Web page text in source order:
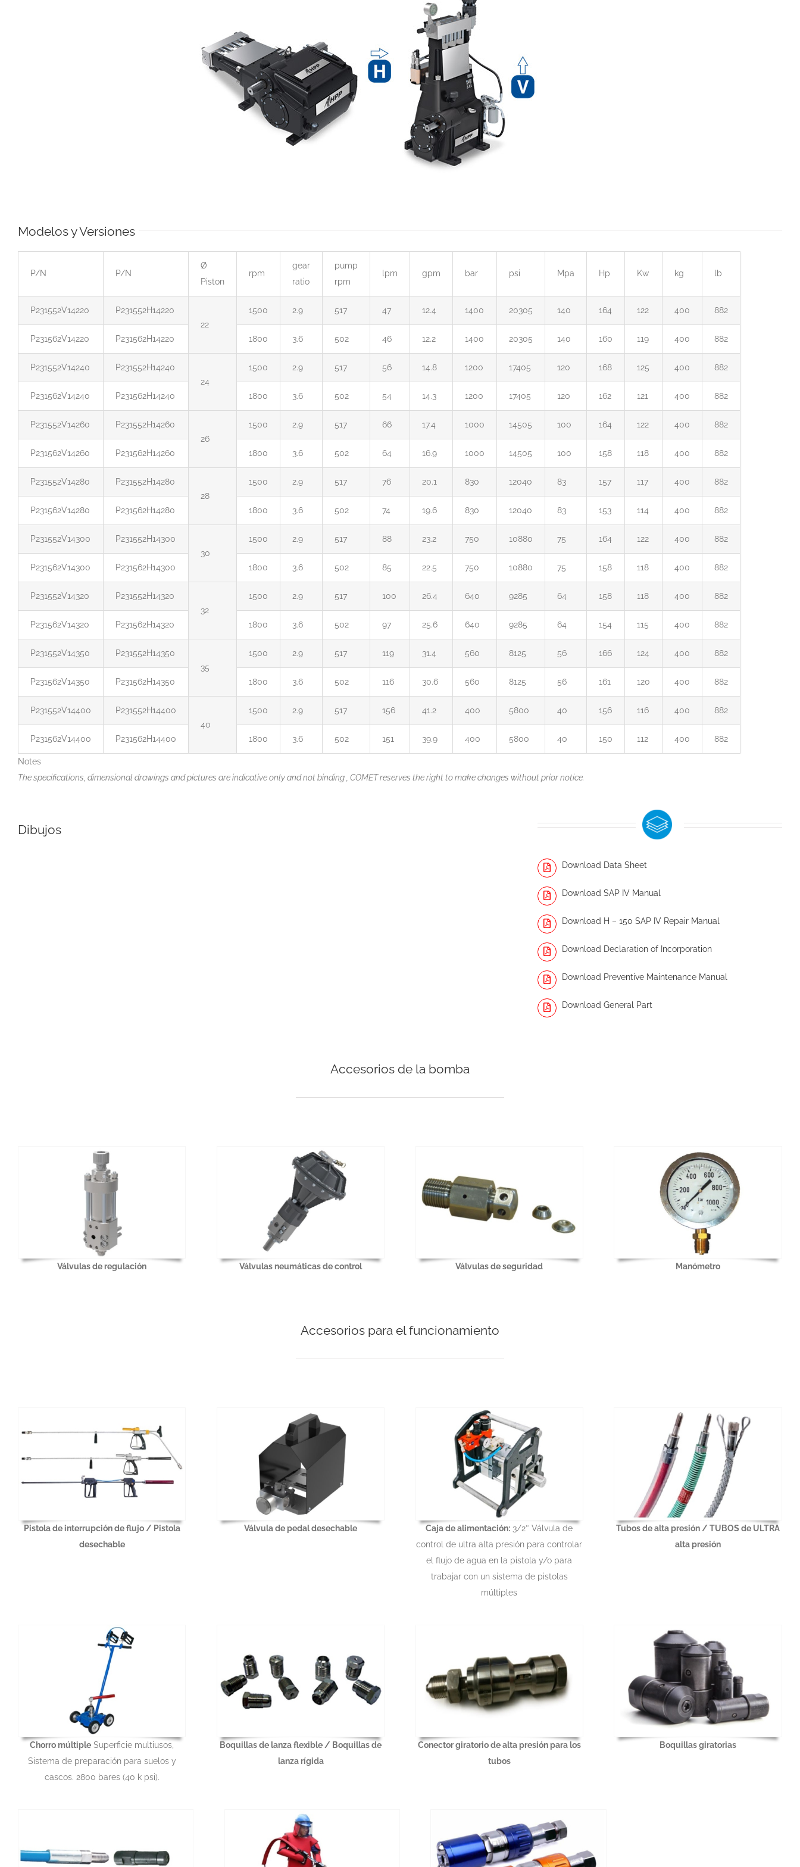
Modelos y Versiones
P/N P/N
Ø
Piston
rpm
gear
ratio
pump
rpm
lpm gpm bar psi Mpa Hp Kw kg lb
P231552V14220
P231552H14220
22
1500 2.9 517 47 12.4 1400 20305 140 164 122 400 882
P231562V14220 P231562H14220 1800 3.6 502 46 12.2 1400 20305 140 160 119 400 882
P231552V14240
P231552H14240
24
1500 2.9 517 56 14.8 1200 17405 120 168 125 400 882
P231562V14240 P231562H14240 1800 3.6 502 54 14.3 1200 17405 120 162 121 400 882
P231552V14260
P231552H14260
26
1500 2.9 517 66 17.4 1000 14505 100 164 122 400 882
P231562V14260 P231562H14260 1800 3.6 502 64 16.9 1000 14505 100 158 118 400 882
P231552V14280
P231552H14280
28
1500 2.9 517 76 20.1 830 12040 83 157 117 400 882
P231562V14280 P231562H14280 1800 3.6 502 74 19.6 830 12040 83 153 114 400 882
P231552V14300
P231552H14300
30
1500 2.9 517 88 23.2 750 10880 75 164 122 400 882
P231562V14300 P231562H14300 1800 3.6 502 85 22.5 750 10880 75 158 118 400 882
P231552V14320
P231552H14320
32
1500 2.9 517 100 26.4 640 9285 64 158 118 400 882
P231562V14320 P231562H14320 1800 3.6 502 97 25.6 640 9285 64 154 115 400 882
P231552V14350
P231552H14350
35
1500 2.9 517 119 31.4 560 8125 56 166 124 400 882
P231562V14350 P231562H14350 1800 3.6 502 116 30.6 560 8125 56 161 120 400 882
P231552V14400
P231552H14400
40
1500 2.9 517 156 41.2 400 5800 40 156 116 400 882
P231562V14400 P231562H14400 1800 3.6 502 151 39.9 400 5800 40 150 112 400 882
Notes
The specifications, dimensional drawings and pictures are indicative only and not binding , COMET reserves the right to make changes without prior notice.
Dibujos
Download Data Sheet
Download SAP IV Manual
Download H – 150 SAP IV Repair Manual
Download Declaration of Incorporation
Download Preventive Maintenance Manual
Download General Part
Accesorios de la bomba
Válvulas de regulación Válvulas neumáticas de control Válvulas de seguridad Manómetro
Accesorios para el funcionamiento
Pistola de interrupción de flujo / Pistola
desechable
Válvula de pedal desechable Caja de alimentación: 3/2″ Válvula de
control de ultra alta presión para controlar
el flujo de agua en la pistola y/o para
trabajar con un sistema de pistolas
múltiples
Tubos de alta presión / TUBOS de ULTRA
alta presión
Chorro múltiple Superficie multiusos,
Sistema de preparación para suelos y
cascos. 2800 bares (40 k psi).
Boquillas de lanza flexible / Boquillas de
lanza rígida
Conector giratorio de alta presión para los
tubos
Boquillas giratorias